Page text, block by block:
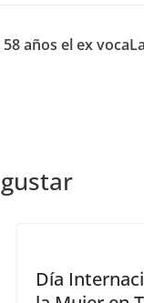
años el ex voca
Día